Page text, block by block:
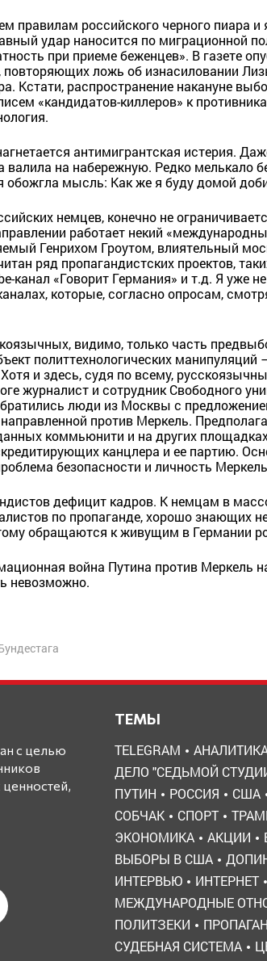
правилам российского черного пиара и
удар наносится по миграционной
при приеме беженцев». В газете
ложь об изнасиловании
Кстати, распространение накануне
«кандидатов-киллеров» к
антимигрантская истерия.
валила на набережную. Редко мелькало
мысль: Как же я буду домой
немцев, конечно не
работает некий
Генрихом Гроутом, влиятельный
ряд пропагандистских проектов,
канал «Говорит Германия» и т.д. Я уже
которые, согласно опросам,
видимо, только часть
политтехнологических
и здесь, судя по всему,
журналист и сотрудник Свободного
люди из Москвы с
против Меркель.
коммьюнити и на других
канцлера и ее партию.
безопасности и личность
дефицит кадров. К немцам в
по пропаганде, хорошо знающих
обращаются к живущим в Германии
война Путина против Меркель
невозможно.
с целью
ТЕМЫ
TELEGRAM
ДЕЛО "СЕДЬМОЙ
ПУТИН
РОССИЯ США
СОБЧАК
СПОРТ
ЭКОНОМИКА
АКЦИИ
ВЫБОРЫ В США
ИНТЕРВЬЮ
ИНТЕРНЕТ
МЕЖДУНАРОДНЫЕ
ПОЛИТЗЕКИ
СУДЕБНАЯ СИСТЕМА